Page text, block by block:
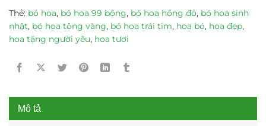
Thẻ: bó hoa, bó hoa 99 bông, bó hoa hồng đỏ, bó hoa sinh
nhật, bó hoa tông vàng, bó hoa trái tim, hoa bó, hoa đẹp,
hoa tặng người yêu, hoa tươi
Mô tả